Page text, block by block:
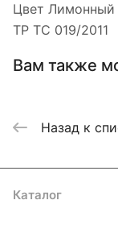
Цвет Лимонный
ТР ТС 019/2011
Вам также
Назад к
Каталог